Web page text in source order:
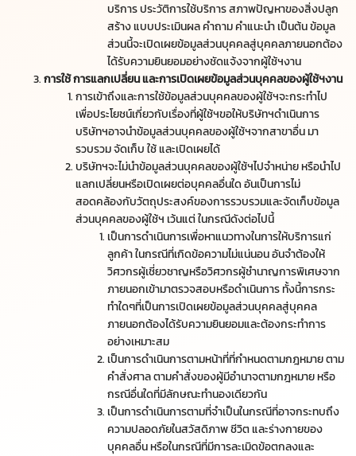
บริการ ประวัติการใช้บริการ สภาพปัญหาของสิ่งปลูก
สร้าง แบบประเมินผล คำถาม คำแนะนำ เป็นต้น ข้อมูล
ส่วนนี้จะเปิดเผยข้อมูลส่วนบุคคลสู่บุคคลภายนอกต้อง
ได้รับความยินยอมอย่างชัดแจ้งจากผู้ใช้ฯงาน
การใช้ การแลกเปลี่ยน และการเปิดเผยข้อมูลส่วนบุคคลของผู้ใช้ฯงาน
การเข้าถึงและการใช้ข้อมูลส่วนบุคคลของผู้ใช้ฯจะกระทำไป
เพื่อประโยชน์เกี่ยวกับเรื่องที่ผู้ใช้ฯขอให้บริษัทฯดำเนินการ
บริษัทฯอาจนำข้อมูลส่วนบุคคลของผู้ใช้ฯจากสาขาอื่น มา
รวบรวม จัดเก็บ ใช้ และเปิดเผยได้
บริษัทฯจะไม่นำข้อมูลส่วนบุคคลของผู้ใช้ฯไปจำหน่าย หรือนำไป
แลกเปลี่ยนหรือเปิดเผยต่อบุคคลอื่นใด อันเป็นการไม่
สอดคล้องกับวัตถุประสงค์ของการรวบรวมและจัดเก็บข้อมูล
ส่วนบุคคลของผู้ใช้ฯ เว้นแต่ ในกรณีดังต่อไปนี้
เป็นการดำเนินการเพื่อหาแนวทางในการให้บริการแก่
ลูกค้า ในกรณีที่เกิดข้อความไม่แน่นอน อันจำต้องให้
วิศวกรผู้เชี่ยวชาญหรือวิศวกรผู้ชำนาญการพิเศษจาก
ภายนอกเข้ามาตรวจสอบหรือดำเนินการ ทั้งนี้การกระ
ทำใดๆที่เป็นการเปิดเผยข้อมูลส่วนบุคคลสู่บุคคล
ภายนอกต้องได้รับความยินยอมและต้องกระทำการ
อย่างเหมาะสม
เป็นการดำเนินการตามหน้าที่ที่กำหนดตามกฎหมาย ตาม
คำสั่งศาล ตามคำสั่งของผู้มีอำนาจตามกฎหมาย หรือ
กรณีอื่นใดที่มีลักษณะทำนองเดียวกัน
เป็นการดำเนินการตามที่จำเป็นในกรณีที่อาจกระทบถึง
ความปลอดภัยในสวัสดิภาพ ชีวิต และร่างกายของ
บุคคลอื่น หรือในกรณีที่มีการละเมิดข้อตกลงและ